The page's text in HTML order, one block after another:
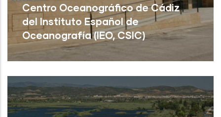
Centro Oceanográfico de Cádiz
del Instituto Español de
Oceanografía (IEO, CSIC)
Cádiz (Cádiz)NUEVO